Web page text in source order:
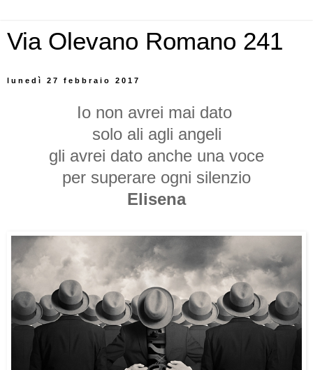
Via Olevano Romano 241
lunedì 27 febbraio 2017
Io non avrei mai dato
solo ali agli angeli
gli avrei dato anche una voce
per superare ogni silenzio
Elisena